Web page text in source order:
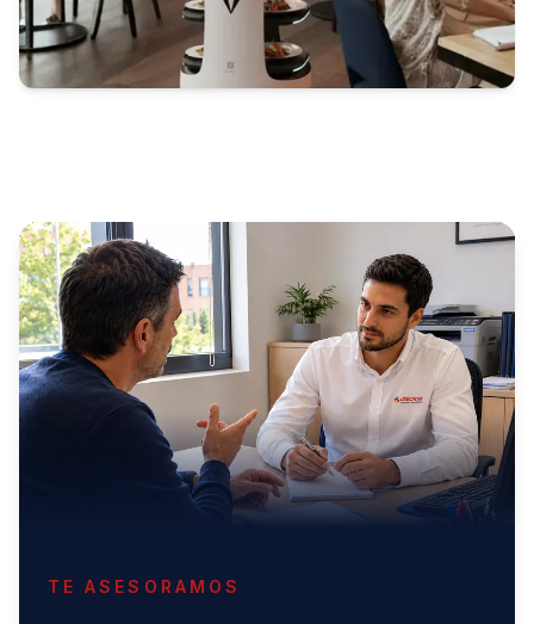
TE ASESORAMOS